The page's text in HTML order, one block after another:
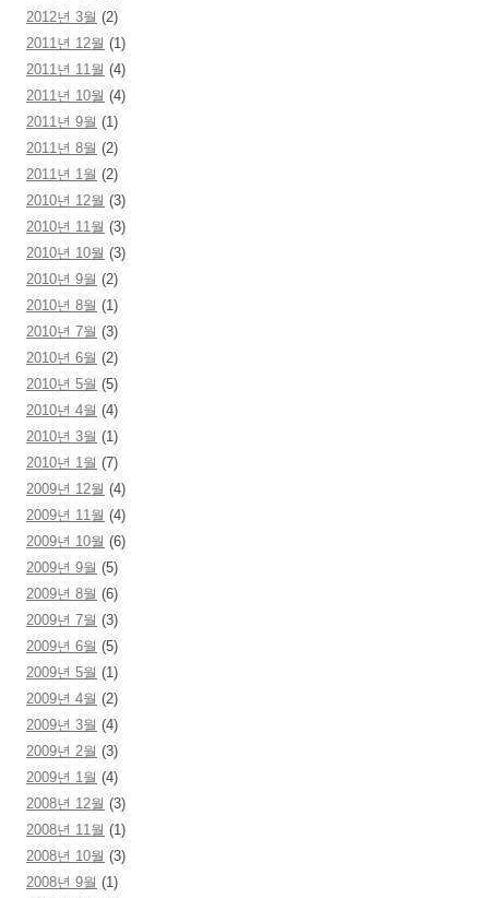
2012년 3월 (2)
2011년 12월 (1)
2011년 11월 (4)
2011년 10월 (4)
2011년 9월 (1)
2011년 8월 (2)
2011년 1월 (2)
2010년 12월 (3)
2010년 11월 (3)
2010년 10월 (3)
2010년 9월 (2)
2010년 8월 (1)
2010년 7월 (3)
2010년 6월 (2)
2010년 5월 (5)
2010년 4월 (4)
2010년 3월 (1)
2010년 1월 (7)
2009년 12월 (4)
2009년 11월 (4)
2009년 10월 (6)
2009년 9월 (5)
2009년 8월 (6)
2009년 7월 (3)
2009년 6월 (5)
2009년 5월 (1)
2009년 4월 (2)
2009년 3월 (4)
2009년 2월 (3)
2009년 1월 (4)
2008년 12월 (3)
2008년 11월 (1)
2008년 10월 (3)
2008년 9월 (1)